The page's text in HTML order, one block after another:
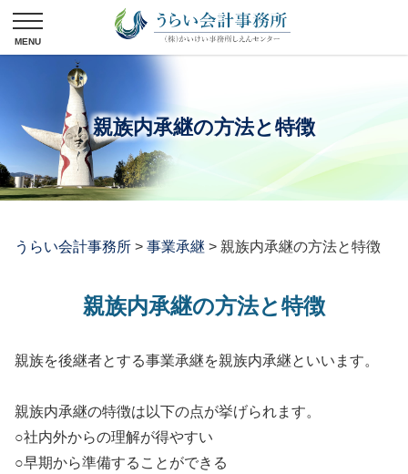
親族内承継の方法と特徴
うらい会計事務所 > 事業承継 > 親族内承継の方法と特徴
親族内承継の方法と特徴
親族を後継者とする事業承継を親族内承継といいます。
親族内承継の特徴は以下の点が挙げられます。
○社内外からの理解が得やすい
○早期から準備することができる